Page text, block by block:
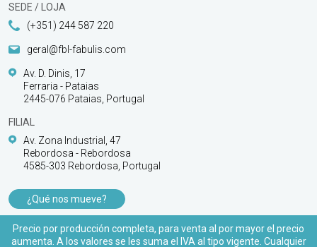
SEDE / LOJA
(+351) 244 587 220
geral@fbl-fabulis.com
Av. D. Dinis, 17
Ferraria - Pataias
2445-076 Pataias, Portugal
FILIAL
Av. Zona Industrial, 47
Rebordosa - Rebordosa
4585-303 Rebordosa, Portugal
¿Qué nos mueve?
PRODUCTOS
Precio por producción completa, para venta al por mayor el precio
aumenta. A los valores se les suma el IVA al tipo vigente. Cualquier